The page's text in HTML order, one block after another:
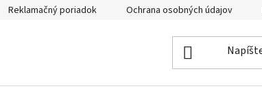
Reklamačný poriadok Ochrana osobných údajov